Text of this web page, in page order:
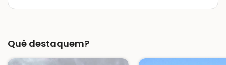
com a màxim…
Què destaquem?